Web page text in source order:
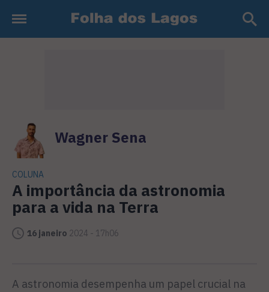
Wagner Sena
COLUNA
A importância da astronomia
para a vida na Terra
16 janeiro 2024 - 17h06
A astronomia desempenha um papel crucial na